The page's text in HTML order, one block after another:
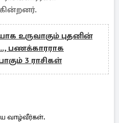
உருவாகும் புதனின்
பணக்காரராக
3 ராசிகள்
வாழ்வீர்கள்.